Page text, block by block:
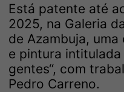
Está patente até
2025, na Galeria
de Azambuja,
e pintura intitulada
gentes“, com
Pedro Carreno.